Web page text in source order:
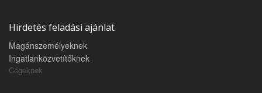
Hirdetés feladási ajánlat
Magánszemélyeknek
Ingatlanközvetítőknek
Cégeknek